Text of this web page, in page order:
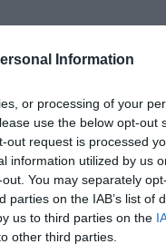
Information
or processing of your
use the below opt-out
out request is processed
information utilized by us
You may separately
on the IAB’s list of
us to third parties on the
other third parties.